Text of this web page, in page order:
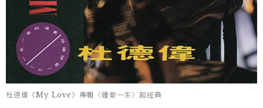
杜德偉《My Love》專輯〈鍾愛一生〉超經典